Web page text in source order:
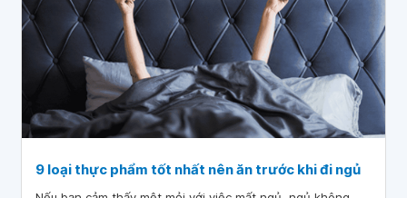
9 loại thực phẩm tốt nhất nên ăn trước khi đi ngủ